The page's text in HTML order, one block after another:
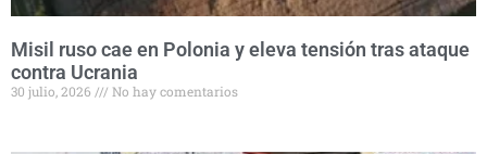
Misil ruso cae en Polonia y eleva tensión tras ataque
contra Ucrania
30 julio, 2026 No hay comentarios